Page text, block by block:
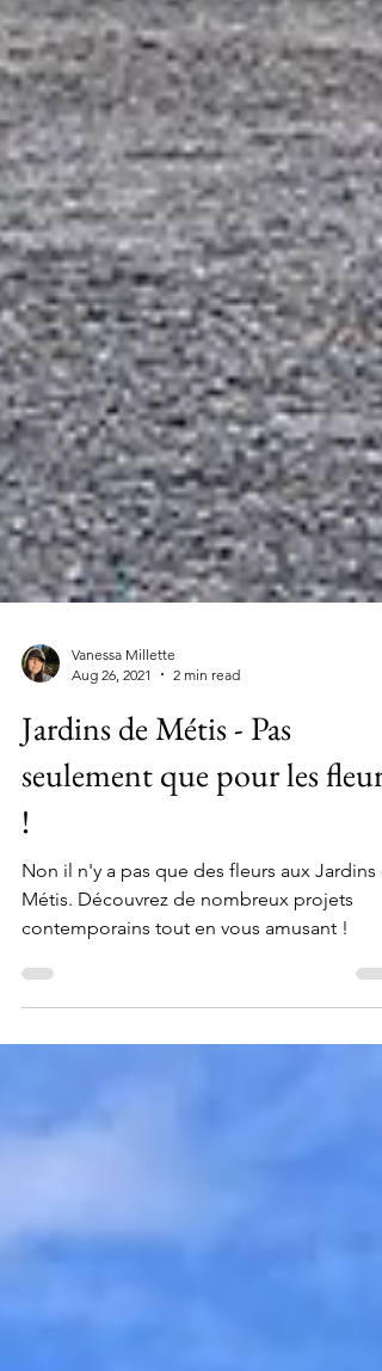
Aug 26, 2021
2 min read
Jardins de Métis - Pas
seulement que pour les fleurs
!
Non il n'y a pas que des fleurs aux Jardins
contemporains tout en vous amusant !